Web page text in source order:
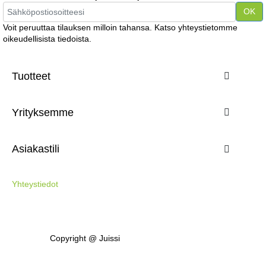
Voit peruuttaa tilauksen milloin tahansa. Katso yhteystietomme
oikeudellisista tiedoista.
Tuotteet 
Yrityksemme 
Asiakastili 
Yhteystiedot
Copyright @ Juissi